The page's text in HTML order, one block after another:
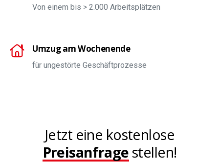
Von einem bis > 2.000 Arbeitsplätzen
Umzug am Wochenende
für ungestörte Geschäftprozesse
Jetzt eine kostenlose
Preisanfrage stellen!